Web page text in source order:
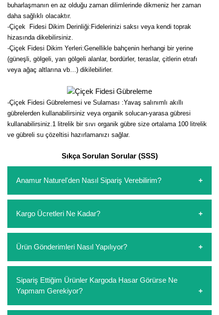
buharlaşmanın en az olduğu zaman dilimlerinde dikmeniz her zaman
daha sağlıklı olacaktır.
-Çiçek Fidesi Dikim Derinliği:Fidelerinizi saksı veya kendi toprak
hizasında dikebilirsiniz.
-Çiçek Fidesi Dikim Yerleri:Genellikle bahçenin herhangi bir yerine
(güneşli, gölgeli, yarı gölgeli alanlar, bordürler, teraslar, çitlerin etrafı
veya ağaç altlarına vb…) dikilebilirler.
-Çiçek Fidesi Gübrelemesi ve Sulaması :Yavaş salınımlı akıllı
gübrelerden kullanabilirsiniz veya organik solucan-yarasa gübresi
kullanabilirsiniz.1 litrelik bir sıvı organik gübre size ortalama 100 litrelik
ve gübreli su çözeltisi hazırlamanızı sağlar.
Sıkça Sorulan Sorular (SSS)
Anamur Naturel'den Nasıl Sipariş Verebilirim?
oluşturarak,iletişim numaralarımızdan bizi arayarak veya
whatsapp hattımızdan bizlere isteklerinizi yazarak sipariş
ödemelerini sipariş verdikten sonra havale/eft veya sipariş
Kargo Ücretleri Ne Kadar?
etmeyin diye 1500 lira ve üzerindeki siparişlerinizde
kargoyu biz karşılıyoruz. 1500 Lira altında kalan
kargo ücreti ödeme aşamasında sepetinize eklenecektir.
Ürün Gönderimleri Nasıl Yapılıyor?
paketlenip gönderim yapılmaktadır.
Sipariş Ettiğim Ürünler Kargoda Hasar Görürse Ne
Yapmam Gerekiyor?
Melez Meyveler
Murt Fidanı
Muşmula Fidanı
Nadir Çeşit Meyveler
Nar Fidanı
Papaya Fidanı
Pitaya Fidanı
Şeftali Fidanı
Trabzon Hurması Fidanı
Üzüm Fidanı
Vişne Fidanı